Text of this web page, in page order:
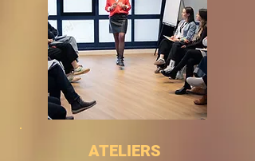
ATELIERS